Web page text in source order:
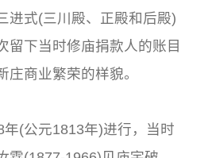
进式(三川殿、正殿和后殿)
留下当时修庙捐款人的账目
庄商业繁荣的样貌。
(公元1813年)进行，当时